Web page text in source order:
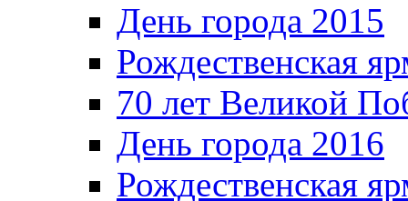
День города 2015
Рождественская
70 лет Великой
День города 2016
Рождественская